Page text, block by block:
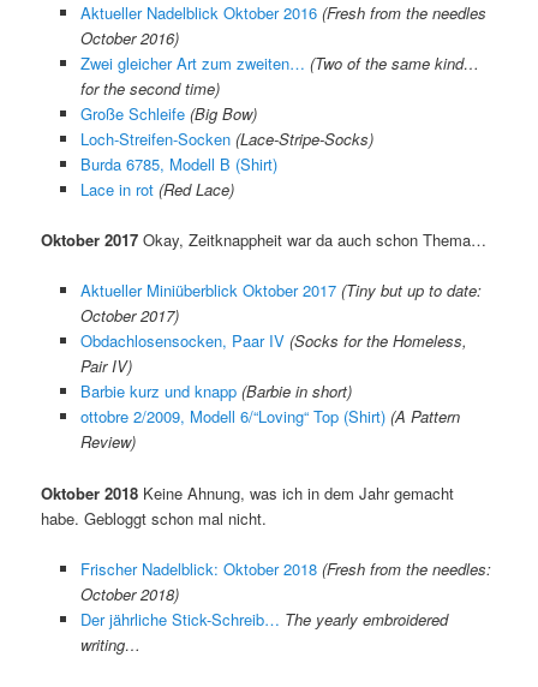
Aktueller Nadelblick Oktober 2016 (Fresh from the needles
October 2016)
Zwei gleicher Art zum zweiten… (Two of the same kind…
for the second time)
Große Schleife (Big Bow)
Loch-Streifen-Socken (Lace-Stripe-Socks)
Burda 6785, Modell B (Shirt)
Lace in rot (Red Lace)
Oktober 2017 Okay, Zeitknappheit war da auch schon Thema…
Aktueller Miniüberblick Oktober 2017 (Tiny but up to date:
October 2017)
Obdachlosensocken, Paar IV (Socks for the Homeless,
Pair IV)
Barbie kurz und knapp (Barbie in short)
ottobre 2/2009, Modell 6/“Loving“ Top (Shirt) (A Pattern
Review)
Oktober 2018 Keine Ahnung, was ich in dem Jahr gemacht
habe. Gebloggt schon mal nicht.
Frischer Nadelblick: Oktober 2018 (Fresh from the needles:
October 2018)
Der jährliche Stick-Schreib… The yearly embroidered
writing…